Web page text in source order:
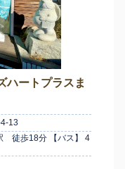
ハートプラスま
13
徒歩18分 【バス】 4